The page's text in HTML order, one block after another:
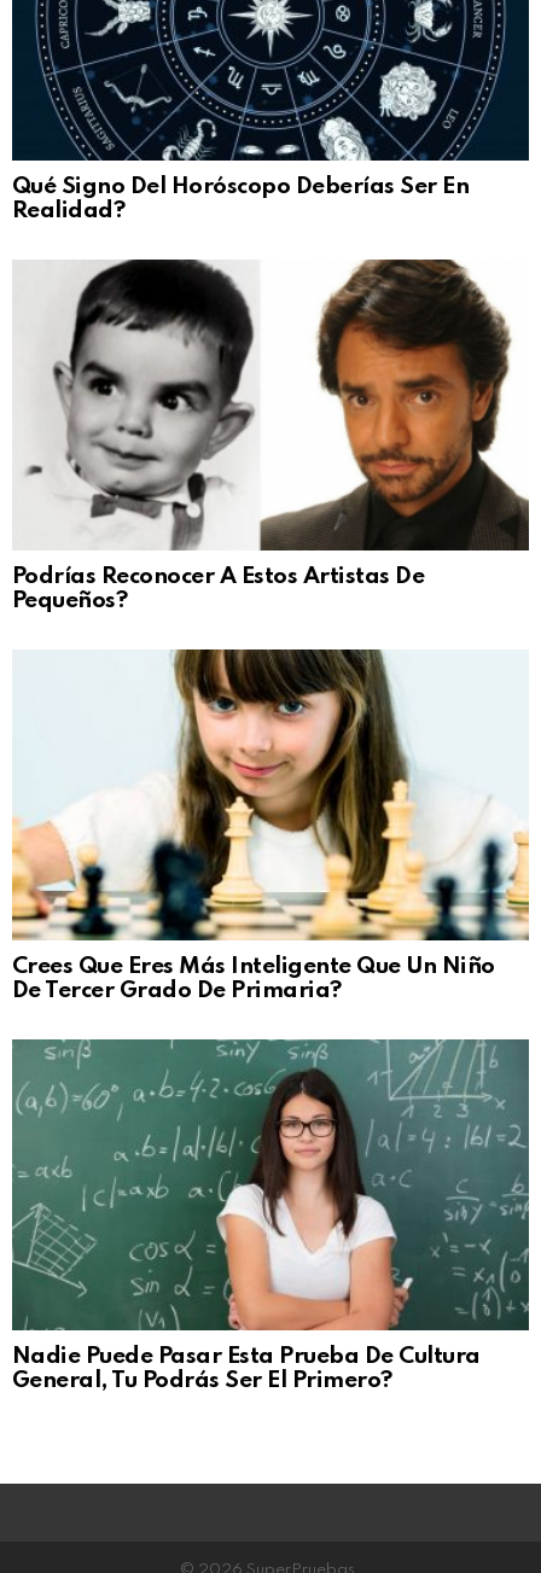
Qué Signo Del Horóscopo Deberías Ser En
Realidad?
Podrías Reconocer A Estos Artistas De
Pequeños?
Crees Que Eres Más Inteligente Que Un Niño
De Tercer Grado De Primaria?
Nadie Puede Pasar Esta Prueba De Cultura
General, Tu Podrás Ser El Primero?